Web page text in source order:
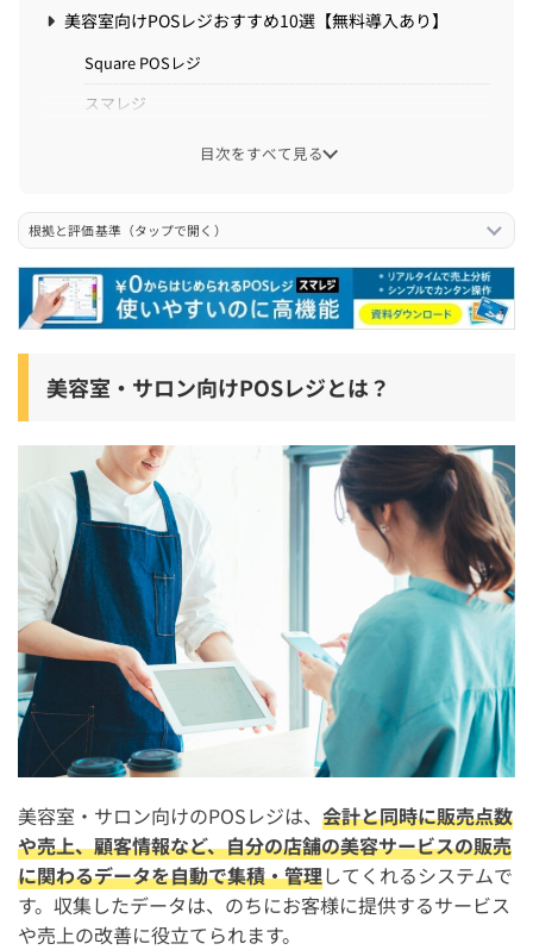
美容室向けPOSレジおすすめ10選【無料導入あり】
Square POSレジ
スマレジ
stera pack(ステラパック)
Airレジ
POS＋(ポスタス)
ユビレジ
spos.jp
美容室・理容室のPOSレジの口コミ評点ランキング
美容室向けPOSレジの選び方
選び方1. 美容室向けの機能があるか
選び方2. 導入コストが少ないか
選び方3. キャッシュレス決済の種類が豊富か
美容室向けPOSレジを導入するメリット・デメリット
美容室向けPOSレジを導入するメリット
美容室がPOSレジ導入で利用できる補助金
IT導入補助金
業務改善助成金
目次をすべて見る
根拠と評価基準（タップで開く）
美容室・サロン向けPOSレジとは？
美容室・サロン向けのPOSレジは、 会計と同時に販売点数
や売上、顧客情報など、自分の店舗の美容サービスの販売
に関わるデータを自動で集積・管理してくれるシステムで
す。収集したデータは、のちにお客様に提供するサービス
や売上の改善に役立てられます。